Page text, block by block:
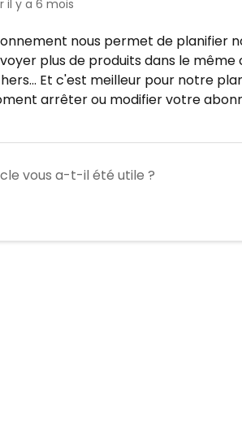
il y a 6 mois
nous permet de planifier
plus de produits dans le
Et c'est meilleur pour notre
arrêter ou modifier votre
vous a-t-il été utile ?